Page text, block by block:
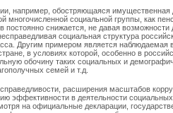
например, обостряющаяся
многочисленной социальной группы, как
постоянно снижается, не давая
социальная структура
Другим примером является наблюдаемая
в условиях которой, особенно в
обочину таких социальных и
семей и т.д.
расширения масштабов
эффективности в деятельности
на официальные декларации,